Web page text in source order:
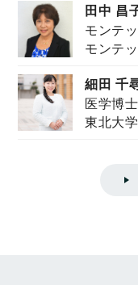
田中 昌
モンテ
ズハウ
モンテ
細田 千
医学博
東北大